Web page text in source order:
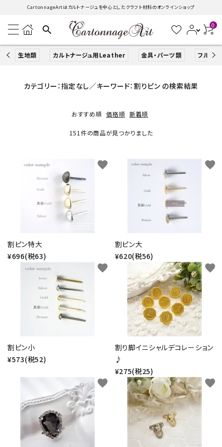
CartonnageArtはカルトナージュを中心としたクラフト材料のオンラインショップ
search 0
生地類 カルトナージュ用Leather 金具・パーツ類 フルキッ
search
カルトナージュLeather用
フルキット
Jolipapier
デコレーション材料
基本材料
グループ
ガイドライン
カテゴリー：指定なし／キーワード：割りピン の検索結果
おすすめ順 価格順 新着順
151件の商品が見つかりました
割ピン特大
¥696(税63)
favorite
割ピン大
¥620(税56)
favorite
割ピン小
¥573(税52)
favorite
割り脚イニシャルデコレーション
♪
¥275(税25)
favorite
favorite favorite